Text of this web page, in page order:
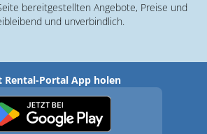
bereitgestellten Angebote, Preise und
und unverbindlich.
Rental-Portal App holen